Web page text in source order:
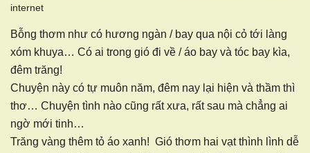
internet
Bỗng thơm như có hương ngàn / bay qua nội cỏ tới làng
xóm khuya… Có ai trong gió đi về / áo bay và tóc bay kìa,
đêm trăng!
Chuyện này có tự muôn năm, đêm nay lại hiện và thầm thì
thơ… Chuyện tình nào cũng rất xưa, rất sau mà chẳng ai
ngờ mới tinh…
Trăng vàng thêm tỏ áo xanh! Gió thơm hai vạt thình lình dễ